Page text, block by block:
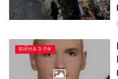
ВІЙНА З РФ